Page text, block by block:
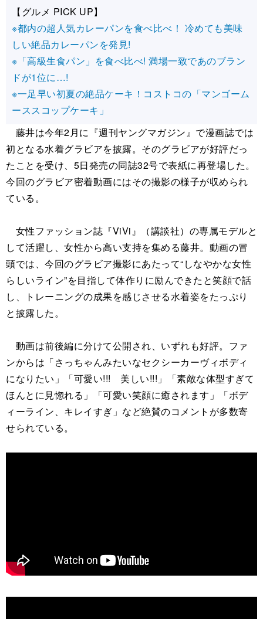
【グルメ PICK UP】
※都内の超人気カレーパンを食べ比べ！ 冷めても美味
しい絶品カレーパンを発見!
※「高級生食パン」を食べ比べ! 満場一致であのブラン
ドが1位に…!
※一足早い初夏の絶品ケーキ！コストコの「マンゴーム
ーススコップケーキ」
藤井は今年2月に『週刊ヤングマガジン』で漫画誌では
初となる水着グラビアを披露。そのグラビアが好評だっ
たことを受け、5日発売の同誌32号で表紙に再登場した。
今回のグラビア密着動画にはその撮影の様子が収められ
ている。
女性ファッション誌『ViVi』（講談社）の専属モデルと
して活躍し、女性から高い支持を集める藤井。動画の冒
頭では、今回のグラビア撮影にあたって“しなやかな女性
らしいライン”を目指して体作りに励んできたと笑顔で話
し、トレーニングの成果を感じさせる水着姿をたっぷり
と披露した。
動画は前後編に分けて公開され、いずれも好評。ファ
ンからは「さっちゃんみたいなセクシーカーヴィボディ
になりたい」「可愛い!!! 美しい!!!」「素敵な体型すぎて
ほんとに見惚れる」「可愛い笑顔に癒されます」「ボデ
ィーライン、キレイすぎ」など絶賛のコメントが多数寄
せられている。